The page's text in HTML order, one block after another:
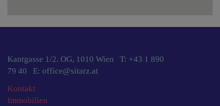
Kantgasse 1/2. OG, 1010 Wien T: +43 1 890
79 40 E: office@sitarz.at
Kontakt
Immobilien